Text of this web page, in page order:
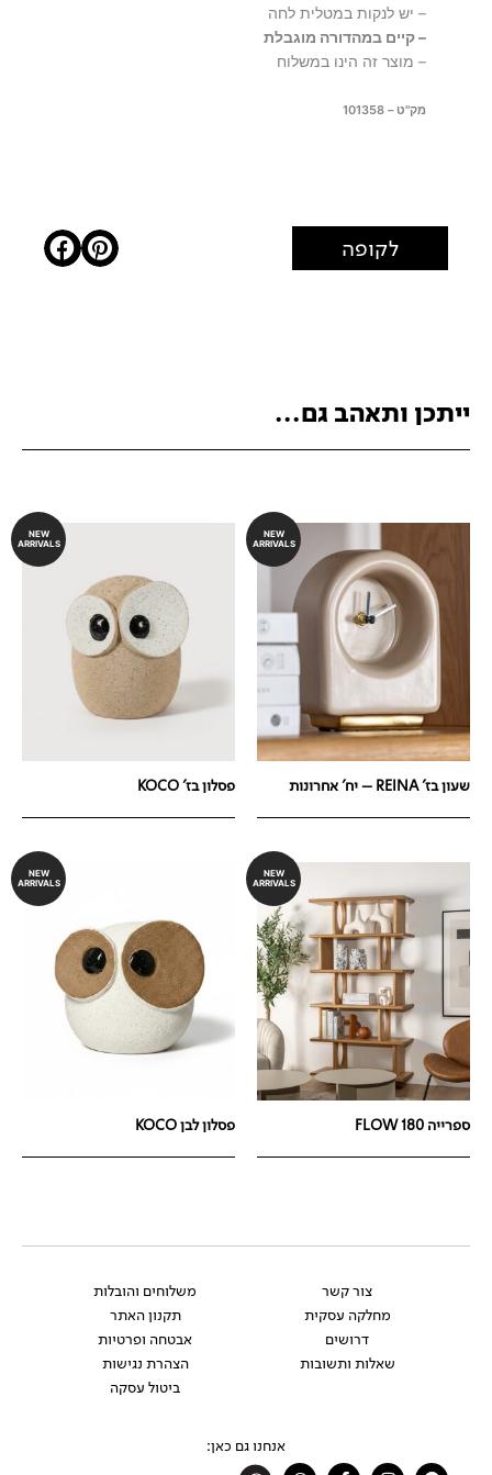
– יש לנקות במטלית לחה
– קיים במהדורה מוגבלת
– מוצר זה הינו במשלוח
מק"ט – 101358
לקופה
ייתכן ותאהב גם...
NEW
ARRIVALS
שעון בז' REINA – יח' אחרונות
NEW
ARRIVALS
פסלון בז' KOCO
NEW
ARRIVALS
ספרייה FLOW 180
NEW
ARRIVALS
פסלון לבן KOCO
צור קשר
מחלקה עסקית
דרושים
שאלות ותשובות
משלוחים והובלות
תקנון האתר
אבטחה ופרטיות
הצהרת נגישות
ביטול עסקה
אנחנו גם כאן: